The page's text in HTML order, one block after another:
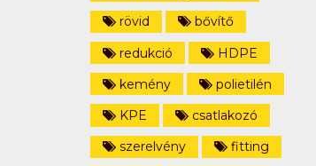
rövid
bővítő
redukció
HDPE
kemény
polietilén
KPE
csatlakozó
szerelvény
fitting